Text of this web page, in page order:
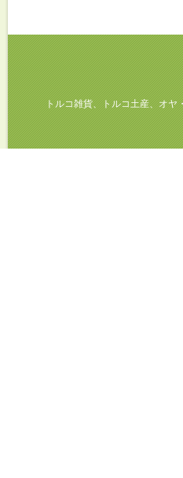
トルコ雑貨、トルコ土産、オヤ・イ